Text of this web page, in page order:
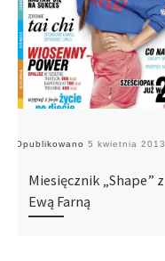
Opublikowano 5 kwietnia 2013
Miesięcznik „Shape” z
Ewą Farną